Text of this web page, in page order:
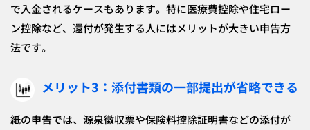
で入金されるケースもあります。特に医療費控除や住宅ロー
ン控除など、還付が発生する人にはメリットが大きい申告方
法です。
メリット3：添付書類の一部提出が省略できる
紙の申告では、源泉徴収票や保険料控除証明書などの添付が